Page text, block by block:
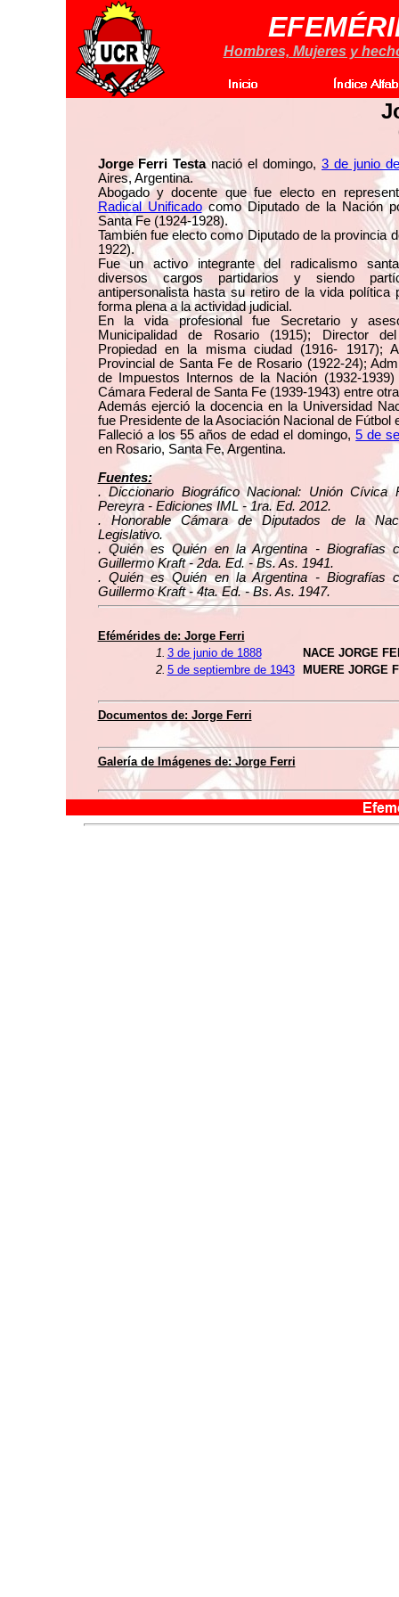
Hombres, Mujeres y
Jorge Ferri Testanació el domingo,3 de junio
Aires, Argentina.
Abogado y docente que fue electo en
Radical Unificadocomo Diputado de la Nación
Santa Fe (1924-1928).
También fue electo como Diputado de la provincia
1922).
Fue un activo integrante del radicalismo
diversos cargos partidarios y siendo
antipersonalista hasta su retiro de la vida política
forma plena a la actividad judicial.
En la vida profesional fue Secretario y
Municipalidad de Rosario (1915); Director
Propiedad en la misma ciudad (1916- 1917);
Provincial de Santa Fe de Rosario (1922-24);
de Impuestos Internos de la Nación (1932-
Cámara Federal de Santa Fe (1939-1943) entre
Además ejerció la docencia en la Universidad
fue Presidente de la Asociación Nacional de Fútbol
Falleció a los 55 años de edad el domingo,5 de
en Rosario, Santa Fe, Argentina.
Fuentes:
. Diccionario Biográfico Nacional: Unión Cívica
Pereyra - Ediciones IML - 1ra. Ed. 2012.
. Honorable Cámara de Diputados de la
Legislativo.
. Quién es Quién en la Argentina - Biografías
Guillermo Kraft - 2da. Ed. - Bs. As. 1941.
. Quién es Quién en la Argentina - Biografías
Guillermo Kraft - 4ta. Ed. - Bs. As. 1947.
Efémérides de: Jorge Ferri
1. 3 de junio de 1888
NACE JORGE
2. 5 de septiembre de 1943 MUERE JORGE
Documentos de: Jorge Ferri
Galería de Imágenes de: Jorge Ferri